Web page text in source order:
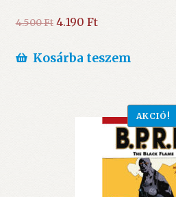
4.500Ft Original
was:
4.190 FtCurrent
is:
Kosárba teszem
AKCIÓ!